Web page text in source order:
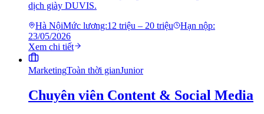
dịch giày DUVIS.
Hà NộiMức lương:12 triệu – 20 triệu
Hạn nộp:
23/05/2026
Xem chi tiết
MarketingToàn thời gianJunior
Chuyên viên Content & Social Media